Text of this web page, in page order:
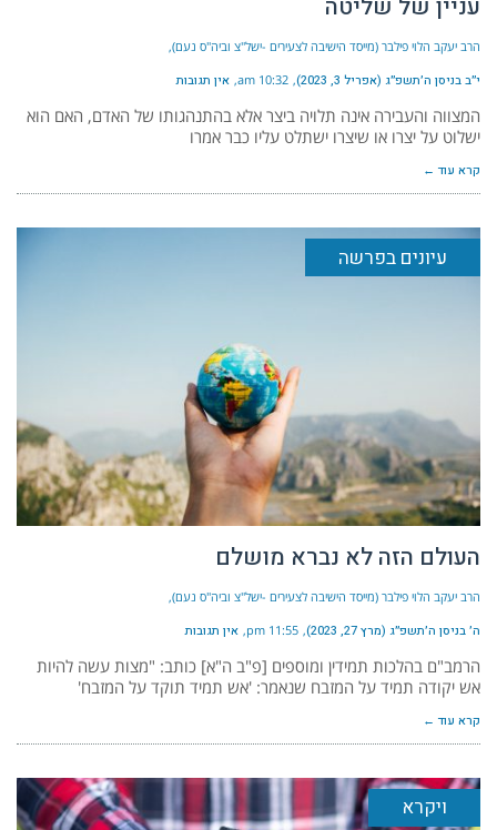
עניין של שליטה
הרב יעקב הלוי פילבר (מייסד הישיבה לצעירים -ישל"צ וביה"ס נעם)
י״ב בניסן ה׳תשפ״ג (אפריל 3, 2023) 10:32 am אין תגובות
המצווה והעבירה אינה תלויה ביצר אלא בהתנהגותו של האדם, האם הוא
ישלוט על יצרו או שיצרו ישתלט עליו כבר אמרו
קרא עוד ←
עיונים בפרשה
העולם הזה לא נברא מושלם
הרב יעקב הלוי פילבר (מייסד הישיבה לצעירים -ישל"צ וביה"ס נעם)
ה׳ בניסן ה׳תשפ״ג (מרץ 27, 2023) 11:55 pm אין תגובות
הרמב"ם בהלכות תמידין ומוספים [פ"ב ה"א] כותב: "מצות עשה להיות
אש יקודה תמיד על המזבח שנאמר: 'אש תמיד תוקד על המזבח'
קרא עוד ←
ויקרא